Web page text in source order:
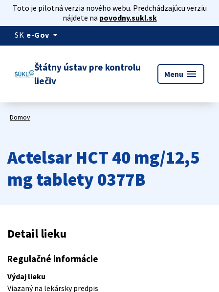
Toto je pilotná verzia nového webu. Predchádzajúcu verziu
nájdete na povodny.sukl.sk
SK e-Gov arrow_drop_down
Štátny ústav pre kontrolu
liečiv
Menu menu
Domov
Actelsar HCT 40 mg/12,5
mg tablety 0377B
Detail lieku
Regulačné informácie
Výdaj lieku
Viazaný na lekársky predpis